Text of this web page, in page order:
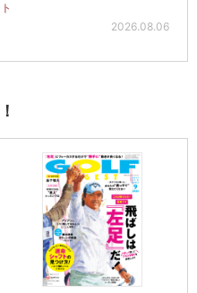
2026.08.06